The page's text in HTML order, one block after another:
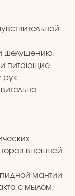
шелушению.
питающие
рук
внешней
мантии
с мылом;